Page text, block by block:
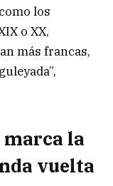
los
o XX,
más francas,
la
vuelta